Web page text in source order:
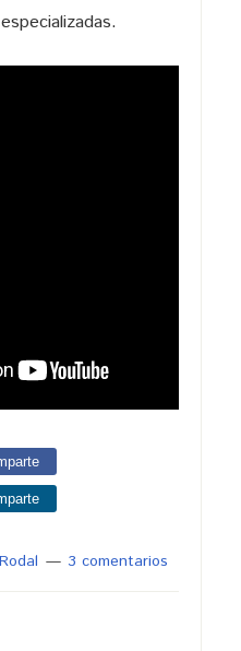
3 comentarios